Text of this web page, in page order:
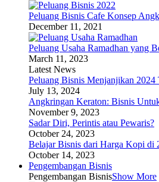
Peluang Bisnis Cafe Konsep
December 11, 2021
Peluang Usaha Ramadhan yang
March 11, 2023
Latest News
Peluang Bisnis Menjanjikan 2024
July 13, 2024
Angkringan Keraton: Bisnis
November 9, 2023
Sadar Diri, Perintis atau Pewaris?
October 24, 2023
Belajar Bisnis dari Harga Kopi di
October 14, 2023
Pengembangan Bisnis
Pengembangan BisnisShow More